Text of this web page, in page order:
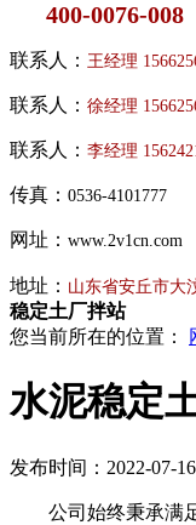
400-0076-008
联系人： 王经理
联系人： 徐经理
联系人： 李经理
传真： 0536-4101777
网址： www.2v1cn.com
地址： 山东省安丘市大
稳定土厂拌站
您当前所在的位置：
水泥稳定
发布时间：2022-07-
公司始终秉承满足